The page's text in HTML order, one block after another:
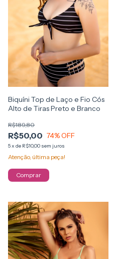
Biquíni Top de Laço e Fio Cós
Alto de Tiras Preto e Branco
R$50,00
R$189,80
74% OFF
5x de R$10,00 sem juros
Atenção, última peça!
Comprar